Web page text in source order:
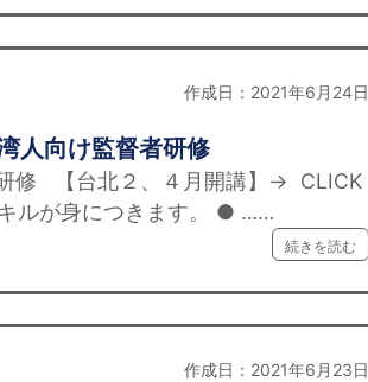
作成日：2021年6月24日
人向け監督者研修
修 【台北２、４月開講】→ CLICK
ルが身につきます。 ● ……
続きを読む
作成日：2021年6月23日